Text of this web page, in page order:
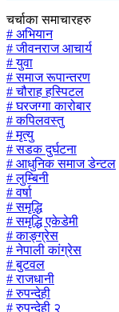
चर्चाका समाचारहरु
# अभियान
# जीवनराज आचार्य
# युवा
# समाज रूपान्तरण
# चौराह हस्पिटल
# घरजग्गा कारोबार
# कपिलवस्तु
# मृत्यु
# सडक दुर्घटना
# आधुनिक समाज डेन्टल
# लुम्बिनी
# वर्षा
# समृद्धि
# समृद्धि एकेडेमी
# काङ्ग्रेस
# नेपाली कांग्रेस
# बुटवल
# राजधानी
# रुपन्देही
# रुपन्देही २